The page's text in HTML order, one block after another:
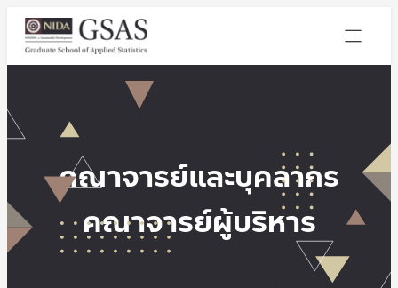
คณาจารย์และบุคลากร
คณาจารย์ผู้บริหาร